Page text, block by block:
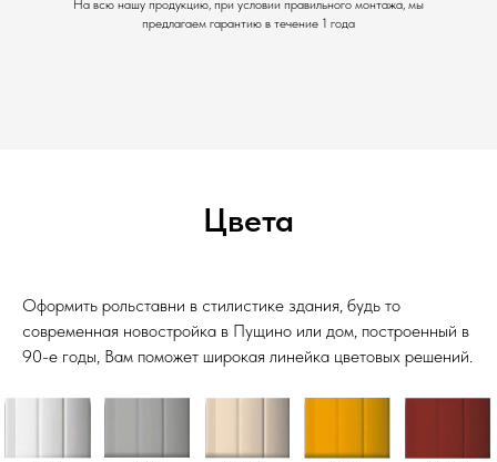
На всю нашу продукцию, при условии правильного монтажа, мы
предлагаем гарантию в течение 1 года
Цвета
Оформить рольставни в стилистике здания, будь то
современная новостройка в Пущино или дом, построенный в
90-е годы, Вам поможет широкая линейка цветовых решений.